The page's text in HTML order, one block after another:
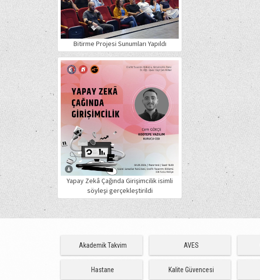
Bitirme Projesi Sunumları Yapıldı
Yapay Zekâ Çağında Girişimcilik isimli
söyleşi gerçekleştirildi
Akademik Takvim AVES
Hastane Kalite Güvencesi